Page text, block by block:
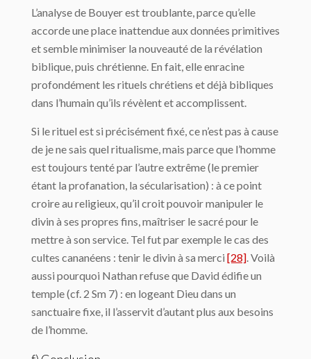
L’analyse de Bouyer est troublante, parce qu’elle
accorde une place inattendue aux données primitives
et semble minimiser la nouveauté de la révélation
biblique, puis chrétienne. En fait, elle enracine
profondément les rituels chrétiens et déjà bibliques
dans l’humain qu’ils révèlent et accomplissent.
Si le rituel est si précisément fixé, ce n’est pas à cause
de je ne sais quel ritualisme, mais parce que l’homme
est toujours tenté par l’autre extrême (le premier
étant la profanation, la sécularisation) : à ce point
croire au religieux, qu’il croit pouvoir manipuler le
divin à ses propres fins, maîtriser le sacré pour le
mettre à son service. Tel fut par exemple le cas des
cultes cananéens : tenir le divin à sa merci [28]. Voilà
aussi pourquoi Nathan refuse que David édifie un
temple (cf. 2 Sm 7) : en logeant Dieu dans un
sanctuaire fixe, il l’asservit d’autant plus aux besoins
de l’homme.